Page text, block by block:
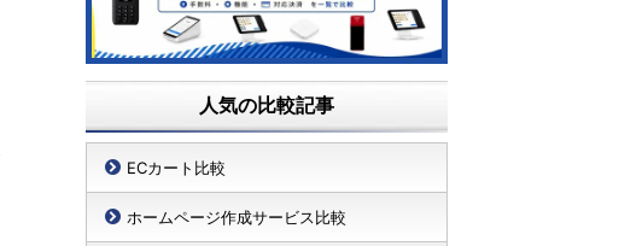
人気の比較記事
ECカート比較
ホームページ作成サービス比較